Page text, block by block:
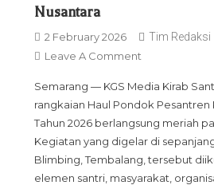
Nusantara
2 February 2026
Tim Redaksi
Leave A CommentOn
Kirab
Santri
Haul
PP.
Kyai
Galang
Semarang — KGS Media Kirab
rangkaian Haul Pondok Pesantren
Tahun 2026 berlangsung meriah
Kegiatan yang digelar di
Blimbing, Tembalang, tersebut
elemen santri, masyarakat,